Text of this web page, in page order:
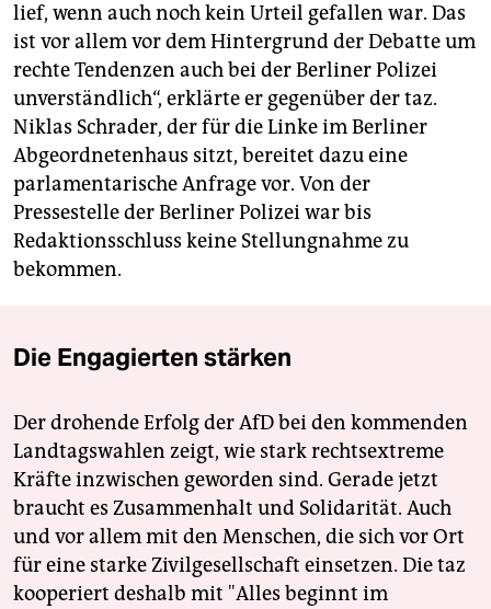
lief, wenn auch noch kein Urteil gefallen war. Das
ist vor allem vor dem Hintergrund der Debatte um
rechte Tendenzen auch bei der Berliner Polizei
unverständlich“, erklärte er gegenüber der taz.
Niklas Schrader, der für die Linke im Berliner
Abgeordnetenhaus sitzt, bereitet dazu eine
parlamentarische Anfrage vor. Von der
Pressestelle der Berliner Polizei war bis
Redaktionsschluss keine Stellungnahme zu
bekommen.
Die Engagierten stärken
Der drohende Erfolg der AfD bei den kommenden
Landtagswahlen zeigt, wie stark rechtsextreme
Kräfte inzwischen geworden sind. Gerade jetzt
braucht es Zusammenhalt und Solidarität. Auch
und vor allem mit den Menschen, die sich vor Ort
für eine starke Zivilgesellschaft einsetzen. Die taz
kooperiert deshalb mit "Alles beginnt im